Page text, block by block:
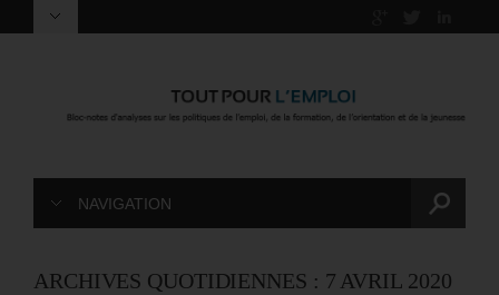
NAVIGATION
ARCHIVES QUOTIDIENNES : 7 AVRIL 2020